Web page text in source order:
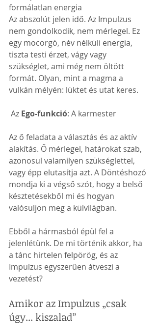
formálatlan energia
Az abszolút jelen idő. Az Impulzus
nem gondolkodik, nem mérlegel. Ez
egy mocorgó, név nélküli energia,
tiszta testi érzet, vágy vagy
szükséglet, ami még nem öltött
formát. Olyan, mint a magma a
vulkán mélyén: lüktet és utat keres.
Az Ego-funkció: A karmester
Az ő feladata a választás és az aktív
alakítás. Ő mérlegel, határokat szab,
azonosul valamilyen szükséglettel,
vagy épp elutasítja azt. A Döntéshozó
mondja ki a végső szót, hogy a belső
késztetésekből mi és hogyan
valósuljon meg a külvilágban.
Ebből a hármasból épül fel a
jelenlétünk. De mi történik akkor, ha
a tánc hirtelen felpörög, és az
Impulzus egyszerűen átveszi a
vezetést?
Amikor az Impulzus „csak
úgy... kiszalad”